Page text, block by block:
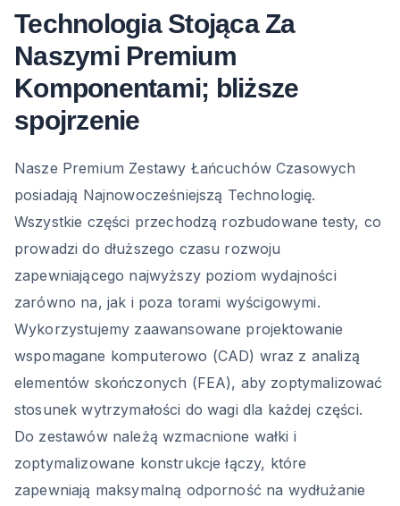
Technologia Stojąca Za
Naszymi Premium
Komponentami; bliższe
spojrzenie
Nasze Premium Zestawy Łańcuchów Czasowych
posiadają Najnowocześniejszą Technologię.
Wszystkie części przechodzą rozbudowane testy, co
prowadzi do dłuższego czasu rozwoju
zapewniającego najwyższy poziom wydajności
zarówno na, jak i poza torami wyścigowymi.
Wykorzystujemy zaawansowane projektowanie
wspomagane komputerowo (CAD) wraz z analizą
elementów skończonych (FEA), aby zoptymalizować
stosunek wytrzymałości do wagi dla każdej części.
Do zestawów należą wzmacnione wałki i
zoptymalizowane konstrukcje łączy, które
zapewniają maksymalną odporność na wydłużanie